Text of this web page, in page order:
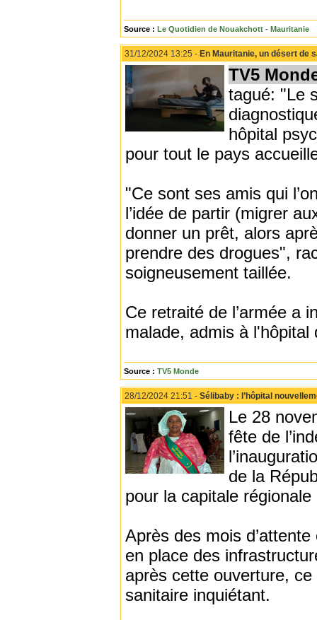
Source : Le Quotidien de Nouakchott - Mauritanie
31/12/2024 13:25 - En Mauritanie, un désert de
TV5
tagué: "Le
hôpital
pour tout le pays
"Ce sont ses amis qui
l’idée de partir (migrer
donner un prêt, alors
prendre des drogues",
soigneusement taillée.
Ce retraité de l’armée a
malade, admis à l'hôpital
Source : TV5 Monde
28/12/2024 21:51 - Sélibaby : l’hôpital
Le 28
fête de
de la
pour la capitale
Après des mois
en place des
après cette ouverture,
sanitaire inquiétant.